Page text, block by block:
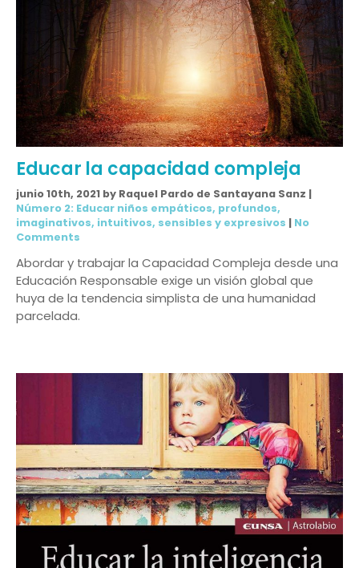
Educar la capacidad compleja
junio 10th, 2021 by Raquel Pardo de Santayana Sanz |
Número 2: Educar niños empáticos, profundos,
imaginativos, intuitivos, sensibles y expresivos | No
Comments
Abordar y trabajar la Capacidad Compleja desde una
Educación Responsable exige un visión global que
huya de la tendencia simplista de una humanidad
parcelada.